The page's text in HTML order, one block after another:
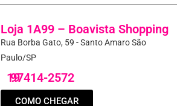
Loja 1A99 – Boavista Shopping
Rua Borba Gato, 59 - Santo Amaro São
Paulo/SP
19
97414-2572
COMO CHEGAR